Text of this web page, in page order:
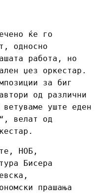
ќе го
односно
работа, но
џез оркестар.
за биг
од различни
уште еден
велат од
НОБ,
Бисера
прашања